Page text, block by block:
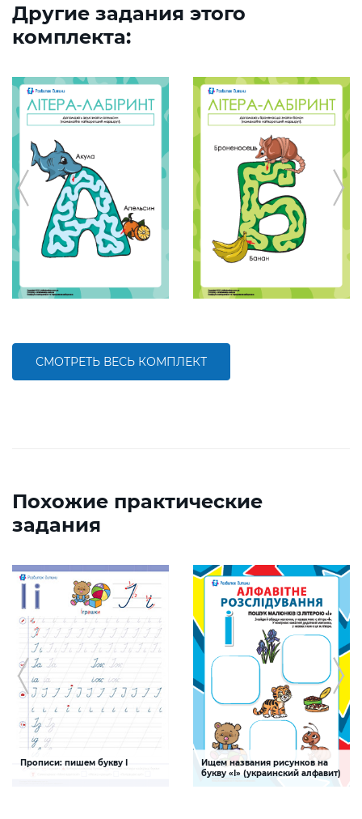
Другие задания этого
комплекта:
СМОТРЕТЬ ВЕСЬ КОМПЛЕКТ
Похожие практические
задания
Прописи: пишем букву І
Ищем названия рисунков на
букву «І» (украинский алфавит)